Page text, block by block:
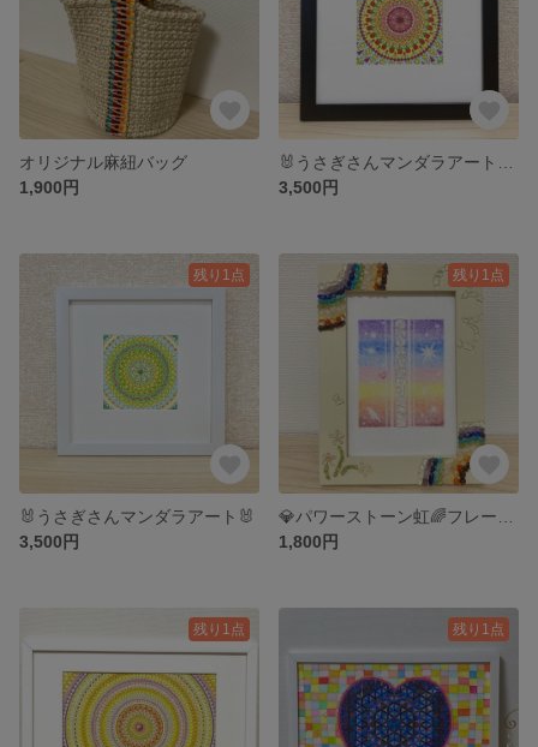
オリジナル麻紐バッグ
1,900円
3,500円
残り1点
🐰うさぎさんマンダラアート🐰
3,500円
残り1点
1,800円
残り1点 残り1点